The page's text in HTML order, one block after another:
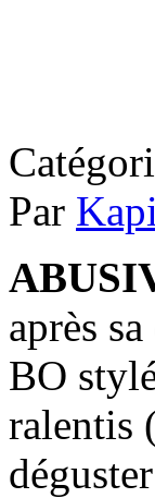
Par
après
BO
ralentis